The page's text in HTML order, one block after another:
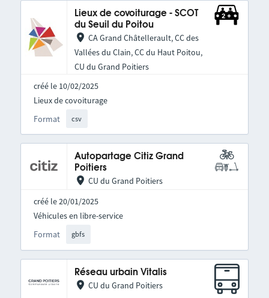
Lieux de covoiturage - SCOT
du Seuil du Poitou
CA Grand Châtellerault, CC des
Vallées du Clain, CC du Haut Poitou,
CU du Grand Poitiers
créé le 10/02/2025
Format csv
Lieux de covoiturage
Autopartage Citiz Grand
Poitiers
CU du Grand Poitiers
créé le 20/01/2025
Format gbfs
Véhicules en libre-service
Réseau urbain Vitalis
CU du Grand Poitiers